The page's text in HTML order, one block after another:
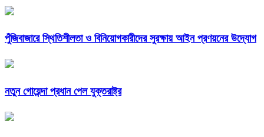
পুঁজিবাজারে স্থিতিশীলতা ও বিনিয়োগকারীদের সুরক্ষায় আইন প্রণয়নের উদ্যোগ
নতুন গোয়েন্দা প্রধান পেল যুক্তরাষ্ট্র